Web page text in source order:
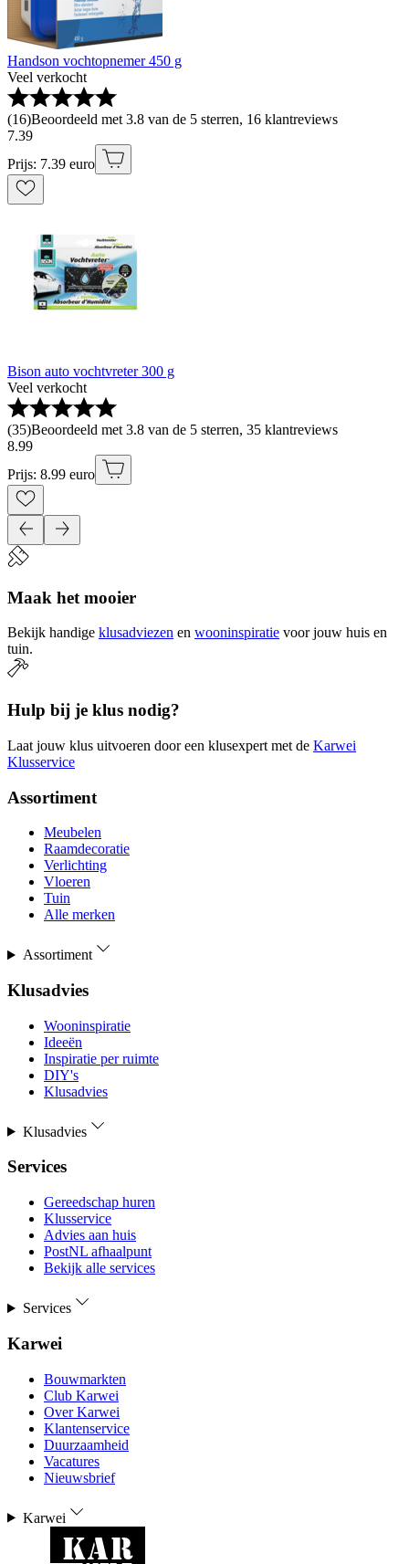
Handson vochtopnemer 450 g
Veel verkocht
(16)Beoordeeld met 3.8 van de 5 sterren, 16 klantreviews
7.39
Prijs: 7.39 euro
Bison auto vochtvreter 300 g
Veel verkocht
(35)Beoordeeld met 3.8 van de 5 sterren, 35 klantreviews
8.99
Prijs: 8.99 euro
Maak het mooier
Bekijk handige klusadviezen en wooninspiratie voor jouw huis en
tuin.
Hulp bij je klus nodig?
Laat jouw klus uitvoeren door een klusexpert met de Karwei
Klusservice
Assortiment
Meubelen
Raamdecoratie
Verlichting
Vloeren
Tuin
Alle merken
Assortiment
Klusadvies
Wooninspiratie
Ideeën
Inspiratie per ruimte
DIY's
Klusadvies
Klusadvies
Services
Gereedschap huren
Klusservice
Advies aan huis
PostNL afhaalpunt
Bekijk alle services
Services
Karwei
Bouwmarkten
Club Karwei
Over Karwei
Klantenservice
Duurzaamheid
Vacatures
Nieuwsbrief
Karwei